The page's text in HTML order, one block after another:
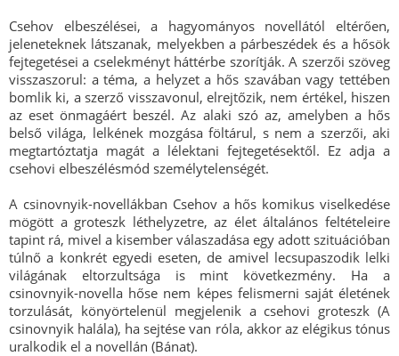
Csehov elbeszélései, a hagyományos novellától eltérően,
jeleneteknek látszanak, melyekben a párbeszédek és a hősök
fejtegetései a cselekményt háttérbe szorítják. A szerzői szöveg
visszaszorul: a téma, a helyzet a hős szavában vagy tettében
bomlik ki, a szerző visszavonul, elrejtőzik, nem értékel, hiszen
az eset önmagáért beszél. Az alaki szó az, amelyben a hős
belső világa, lelkének mozgása föltárul, s nem a szerzői, aki
megtartóztatja magát a lélektani fejtegetésektől. Ez adja a
csehovi elbeszélésmód személytelenségét.
A csinovnyik-novellákban Csehov a hős komikus viselkedése
mögött a groteszk léthelyzetre, az élet általános feltételeire
tapint rá, mivel a kisember válaszadása egy adott szituációban
túlnő a konkrét egyedi eseten, de amivel lecsupaszodik lelki
világának eltorzultsága is mint következmény. Ha a
csinovnyik-novella hőse nem képes felismerni saját életének
torzulását, könyörtelenül megjelenik a csehovi groteszk (A
csinovnyik halála), ha sejtése van róla, akkor az elégikus tónus
uralkodik el a novellán (Bánat).